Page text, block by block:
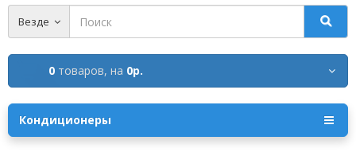
Везде
0 товаров, на 0р.
Кондиционеры